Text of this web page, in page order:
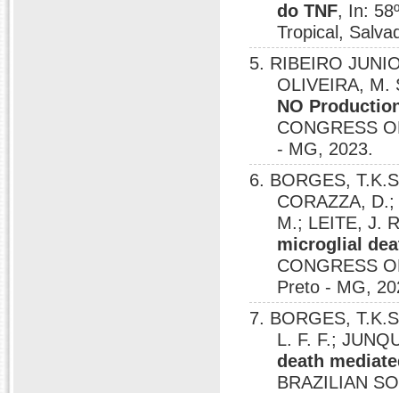
do TNF, In:
Tropical,
5. RIBEIRO
OLIVEIRA,
NO
CONGRESS
- MG, 2023.
6. BORGES,
CORAZZA,
M.; LEITE, J.
microglial
CONGRESS
Preto - MG,
7. BORGES,
L. F. F.;
death
BRAZILIAN